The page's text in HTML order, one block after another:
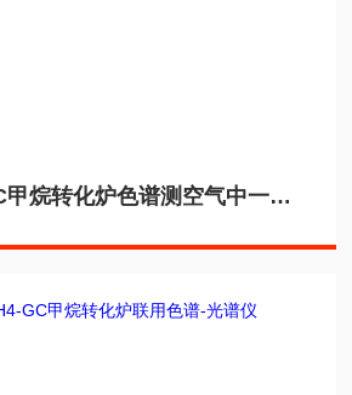
HH-790CH4-GC甲烷转化炉色谱测空气中一氧化碳CO2